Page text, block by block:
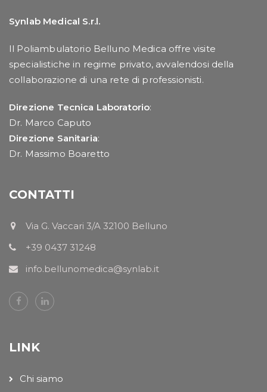
Synlab Medical S.r.l.
Il Poliambulatorio Belluno Medica offre visite
specialistiche in regime privato, avvalendosi della
collaborazione di una rete di professionisti.
Direzione Tecnica Laboratorio:
Dr. Marco Caputo
Direzione Sanitaria:
Dr. Massimo Boaretto
CONTATTI
Via G. Vaccari 3/A 32100 Belluno
+39 0437 31248
info.bellunomedica@synlab.it
LINK
Chi siamo